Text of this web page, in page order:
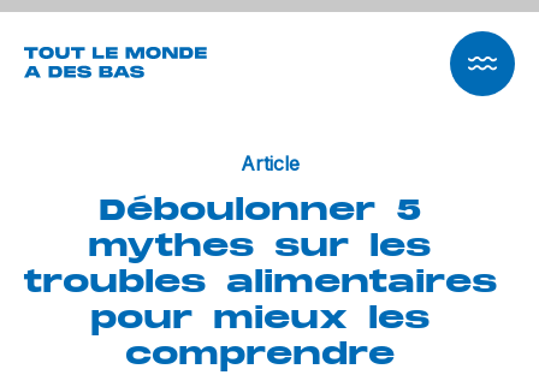
Article
Déboulonner
5
mythes
sur
les
troubles
alimentaires
pour
mieux
les
comprendre